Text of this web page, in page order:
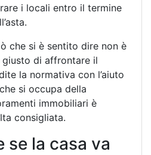
i locali entro il termine
che si è sentito dire non è
di affrontare il
la normativa con l’aiuto
si occupa della
immobiliari è
consigliata.
se la casa va